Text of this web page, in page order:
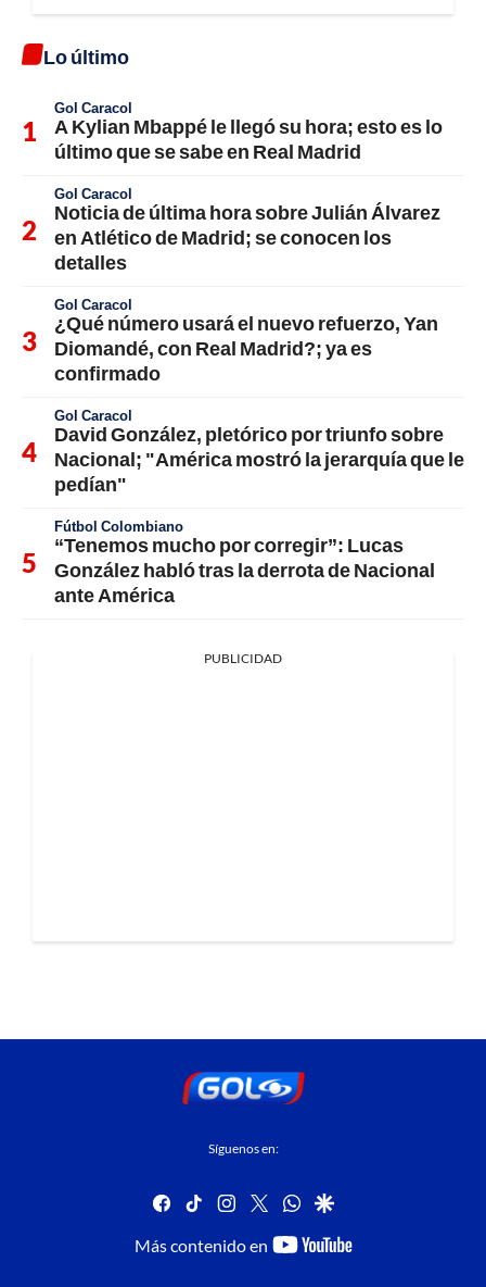
Lo último
Gol Caracol
A Kylian Mbappé le llegó su hora; esto es lo
último que se sabe en Real Madrid
Gol Caracol
Noticia de última hora sobre Julián Álvarez
en Atlético de Madrid; se conocen los
detalles
Gol Caracol
¿Qué número usará el nuevo refuerzo, Yan
Diomandé, con Real Madrid?; ya es
confirmado
Gol Caracol
David González, pletórico por triunfo sobre
Nacional; "América mostró la jerarquía que le
pedían"
Fútbol Colombiano
“Tenemos mucho por corregir”: Lucas
González habló tras la derrota de Nacional
ante América
PUBLICIDAD
Síguenos en:
facebook
tiktok instagram
twitterwhatsapp
google
Más contenido en
youtube-